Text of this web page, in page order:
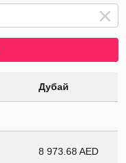
Дубай
8 973.68 AED